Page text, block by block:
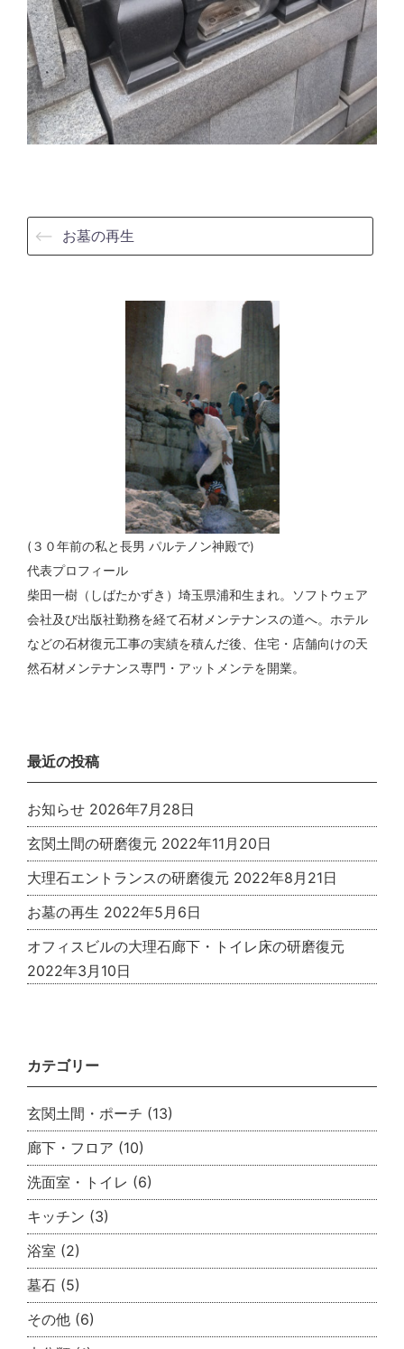
⟵ お墓の再生
(３０年前の私と長男 パルテノン神殿で)
代表プロフィール
柴田一樹（しばたかずき）埼玉県浦和生まれ。ソフトウェア
会社及び出版社勤務を経て石材メンテナンスの道へ。ホテル
などの石材復元工事の実績を積んだ後、住宅・店舗向けの天
然石材メンテナンス専門・アットメンテを開業。
最近の投稿
お知らせ 2026年7月28日
玄関土間の研磨復元 2022年11月20日
大理石エントランスの研磨復元 2022年8月21日
お墓の再生 2022年5月6日
オフィスビルの大理石廊下・トイレ床の研磨復元
2022年3月10日
カテゴリー
玄関土間・ポーチ (13)
廊下・フロア (10)
洗面室・トイレ (6)
キッチン (3)
浴室 (2)
墓石 (5)
その他 (6)